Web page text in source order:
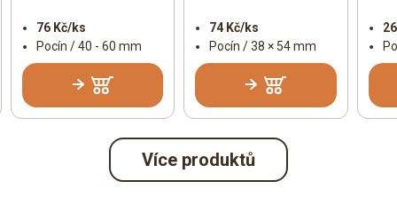
76 Kč/ks
Pocín / 40 - 60 mm
74 Kč/ks
Pocín / 38 × 54 mm
Více produktů